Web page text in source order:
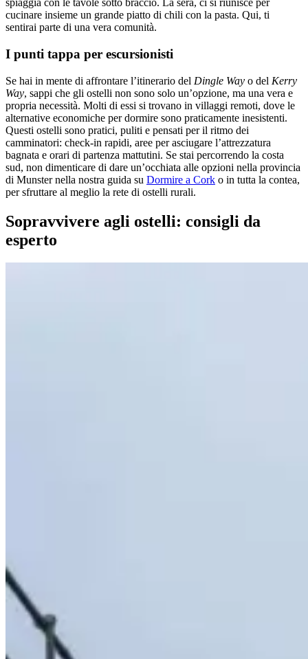
spiaggia con le tavole sotto braccio. La sera, ci si riunisce per
cucinare insieme un grande piatto di chili con la pasta. Qui, ti
sentirai parte di una vera comunità.
I punti tappa per escursionisti
Se hai in mente di affrontare l’itinerario del Dingle Way o del Kerry
Way, sappi che gli ostelli non sono solo un’opzione, ma una vera e
propria necessità. Molti di essi si trovano in villaggi remoti, dove le
alternative economiche per dormire sono praticamente inesistenti.
Questi ostelli sono pratici, puliti e pensati per il ritmo dei
camminatori: check-in rapidi, aree per asciugare l’attrezzatura
bagnata e orari di partenza mattutini. Se stai percorrendo la costa
sud, non dimenticare di dare un’occhiata alle opzioni nella provincia
di Munster nella nostra guida su Dormire a Cork o in tutta la contea,
per sfruttare al meglio la rete di ostelli rurali.
Sopravvivere agli ostelli: consigli da
esperto